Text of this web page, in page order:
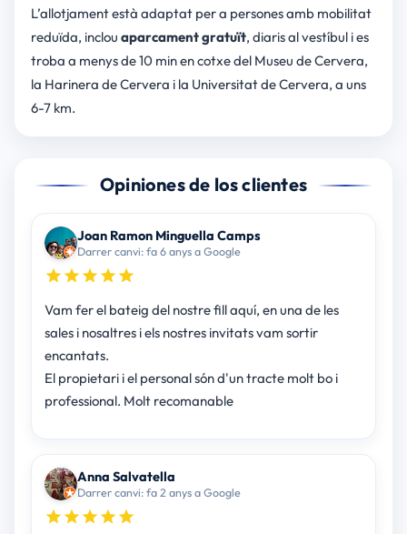
L’allotjament està adaptat per a persones amb mobilitat
reduïda, inclou aparcament gratuït, diaris al vestíbul i es
troba a menys de 10 min en cotxe del Museu de Cervera,
la Harinera de Cervera i la Universitat de Cervera, a uns
6-7 km.
Opiniones de los clientes
Joan Ramon Minguella Camps
Darrer canvi: fa 6 anys a Google
Vam fer el bateig del nostre fill aquí, en una de les
sales i nosaltres i els nostres invitats vam sortir
encantats.
El propietari i el personal són d'un tracte molt bo i
professional. Molt recomanable
Anna Salvatella
Darrer canvi: fa 2 anys a Google